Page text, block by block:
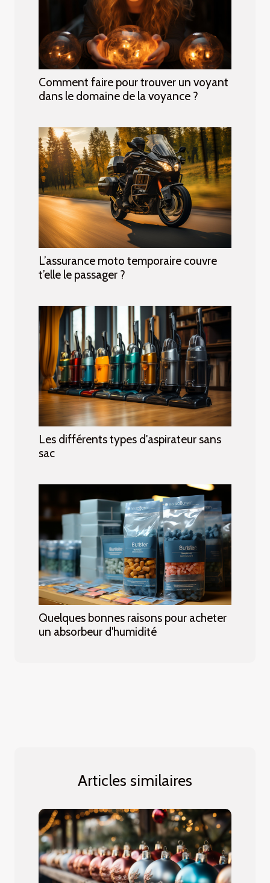
Comment faire pour trouver un voyant
dans le domaine de la voyance ?
L’assurance moto temporaire couvre
t’elle le passager ?
Les différents types d'aspirateur sans
sac
Quelques bonnes raisons pour acheter
un absorbeur d'humidité
Articles similaires